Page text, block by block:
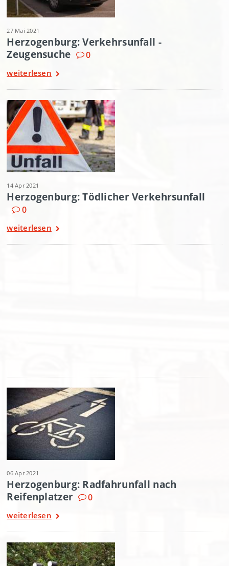
27 Mai 2021
Herzogenburg: Verkehrsunfall -
Zeugensuche
0
weiterlesen
14 Apr 2021
Herzogenburg: Tödlicher Verkehrsunfall
0
weiterlesen
06 Apr 2021
Herzogenburg: Radfahrunfall nach
Reifenplatzer
0
weiterlesen